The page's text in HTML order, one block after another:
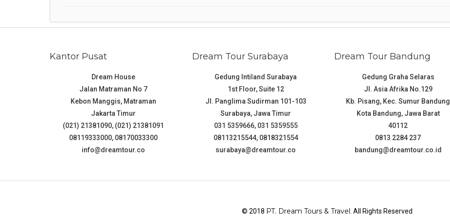
Kantor Pusat
Dream House
Jalan Matraman No 7
Kebon Manggis, Matraman
Jakarta Timur
(021) 21381090, (021) 21381091
08119333000, 08170033300
info@dreamtour.co
Dream Tour Surabaya
Gedung Intiland Surabaya
1st Floor, Suite 12
Jl. Panglima Sudirman 101-103
Surabaya, Jawa Timur
031 5359666, 031 5359555
08113215544, 0818321554
surabaya@dreamtour.co
Dream Tour Bandung
Gedung Graha Selaras
Jl. Asia Afrika No.129
Kb. Pisang, Kec. Sumur Bandung
Kota Bandung, Jawa Barat
40112
0813 2284 237
bandung@dreamtour.co.id
© 2018 PT. Dream Tours & Travel . All Rights Reserved